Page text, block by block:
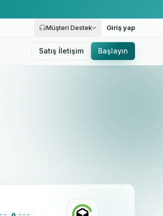
Müşteri Destek Giriş yap
Satış İletişim Başlayın